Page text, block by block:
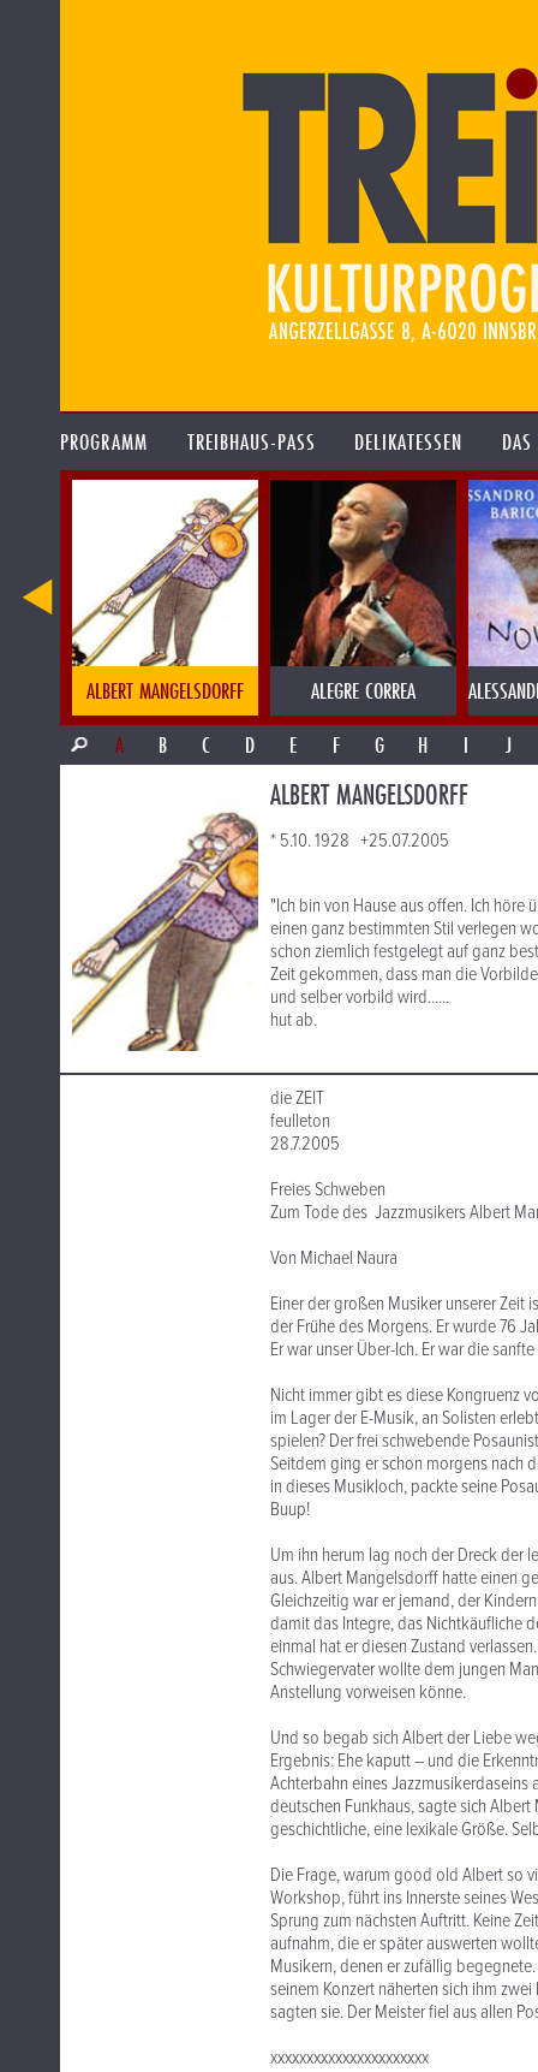
PROGRAMM TREIBHAUS-PASS DELIKATESSEN
ALBERT MANGELSDORFF ALEGRE CORREA
A
B C D E F G H I J
ALBERT MANGELSDORFF
* 5.10. 1928 +25.07.2005
"Ich bin von Hause aus offen. Ich höre
einen ganz bestimmten Stil verlegen
schon ziemlich festgelegt auf ganz
Zeit gekommen, dass man die
und selber vorbild wird......
hut ab.
die ZEIT
feulleton
28.7.2005
Freies Schweben
Zum Tode des Jazzmusikers Albert
Von Michael Naura
Einer der großen Musiker unserer Zeit
der Frühe des Morgens. Er wurde 76
Er war unser Über-Ich. Er war die
Nicht immer gibt es diese Kongruenz
im Lager der E-Musik, an Solisten
spielen? Der frei schwebende
Seitdem ging er schon morgens nach
in dieses Musikloch, packte seine
Buup!
Um ihn herum lag noch der Dreck der
aus. Albert Mangelsdorff hatte einen
Gleichzeitig war er jemand, der
damit das Integre, das Nichtkäufliche
einmal hat er diesen Zustand
Schwiegervater wollte dem jungen
Anstellung vorweisen könne.
Und so begab sich Albert der Liebe
Ergebnis: Ehe kaputt – und die
Achterbahn eines
deutschen Funkhaus, sagte sich
geschichtliche, eine lexikale Größe.
Die Frage, warum good old Albert so
Workshop, führt ins Innerste seines
Sprung zum nächsten Auftritt. Keine
aufnahm, die er später auswerten
Musikern, denen er zufällig
seinem Konzert näherten sich ihm
sagten sie. Der Meister fiel aus allen
xxxxxxxxxxxxxxxxxxxxxx